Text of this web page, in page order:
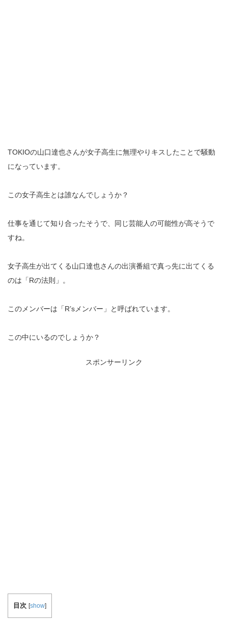
TOKIOの山口達也さんが女子高生に無理やりキスしたことで騒動
になっています。
この女子高生とは誰なんでしょうか？
仕事を通じて知り合ったそうで、同じ芸能人の可能性が高そうで
すね。
女子高生が出てくる山口達也さんの出演番組で真っ先に出てくる
のは「Rの法則」。
このメンバーは「R’sメンバー」と呼ばれています。
この中にいるのでしょうか？
スポンサーリンク
目次 [show]